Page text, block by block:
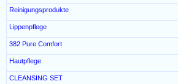
Reinigungsprodukte
Lippenpflege
382 Pure Comfort
Hautpflege
CLEANSING SET